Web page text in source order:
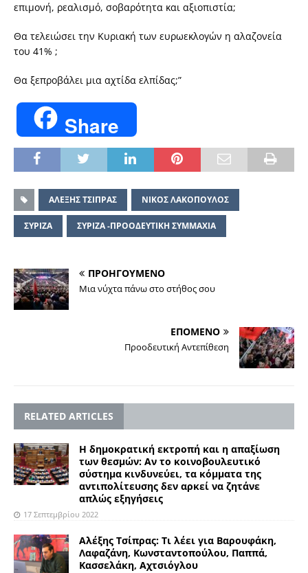
επιμονή, ρεαλισμό, σοβαρότητα και αξιοπιστία;
Θα τελειώσει την Κυριακή των ευρωεκλογών η αλαζονεία
του 41% ;
Θα ξεπροβάλει μια αχτίδα ελπίδας;”
Share
ΑΛΕΞΗΣ ΤΣΙΠΡΑΣ ΝΙΚΟΣ ΛΑΚΟΠΟΥΛΟΣ
ΣΥΡΙΖΑ ΣΥΡΙΖΑ -ΠΡΟΟΔΕΥΤΙΚΗ ΣΥΜΜΑΧΙΑ
ΠΡΟΗΓΟΥΜΕΝΟ
Μια νύχτα πάνω στο στήθος σου
ΕΠΟΜΕΝΟ
Προοδευτική Αντεπίθεση
RELATED ARTICLES
Η δημοκρατική εκτροπή και η απαξίωση
των θεσμών: Αν το κοινοβουλευτικό
σύστημα κινδυνεύει, τα κόμματα της
αντιπολίτευσης δεν αρκεί να ζητάνε
απλώς εξηγήσεις
17 Σεπτεμβρίου 2022
Αλέξης Τσίπρας: Τι λέει για Βαρουφάκη,
Λαφαζάνη, Κωνσταντοπούλου, Παππά,
Κασσελάκη, Αχτσιόγλου